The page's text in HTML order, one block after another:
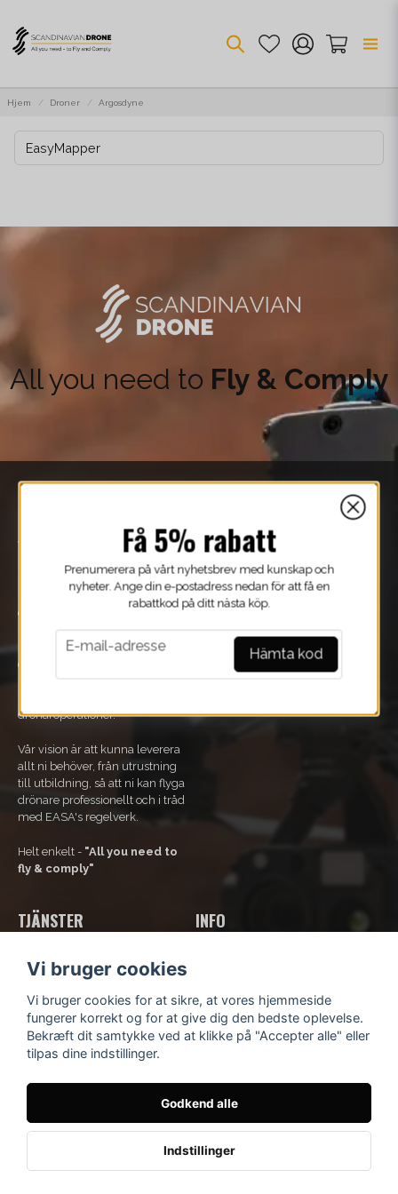
Hjem Droner Argosdyne
EasyMapper
Få 5% rabatt
Prenumerera på vårt nyhetsbrev med kunskap och
nyheter. Ange din e-postadress nedan för att få en
rabattkod på ditt nästa köp.
email
E-mail-adresse Hämta kod
All you need to Fly & Comply
Vi på Scandinavian Drone har
levererat professionella drönare
i 10 år och specialiserar oss på
industriella lösningar till företag
och organisationer.
Med hjälp av vår expertis inom
drönare, sensorik och regelverk
drönaroperationer.
Vår vision är att kunna leverera
allt ni behöver, från utrustning
till utbildning, så att ni kan flyga
drönare professionellt och i tråd
med EASA's regelverk.
Helt enkelt - "All you need to
fly & comply"
BRANSCHER
Drönare i skogsbruk
Drönare inom bygg och
anläggning
TJÄNSTER
Bliv rammeaftalekunde
Lej en drone
INFO
Købsbetingelser
Fortrolighedspolitik
Blog
© Scandinavian Drone- Idévägen 9, 312 62 Mellbystrand,
Sverige
KöpvillkorIntegritetspolicy
Vi bruger cookies
Vi bruger cookies for at sikre, at vores hjemmeside
fungerer korrekt og for at give dig den bedste oplevelse.
Bekræft dit samtykke ved at klikke på "Accepter alle" eller
tilpas dine indstillinger.
Godkend alle
Indstillinger